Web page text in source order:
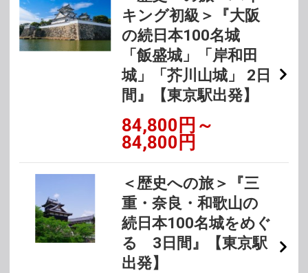
キング初級＞『大阪
の続日本100名城
「飯盛城」「岸和田
城」「芥川山城」 2日
間』【東京駅出発】
84,800円～
84,800円
＜歴史への旅＞『三
重・奈良・和歌山の
続日本100名城をめぐ
る 3日間』【東京駅
出発】